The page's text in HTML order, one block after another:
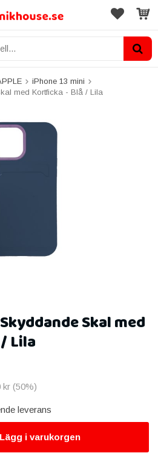
iPhone 13 mini
med Kortficka - Blå / Lila
Skal med
Lila
kr (50%)
leverans
Lägg i varukorgen